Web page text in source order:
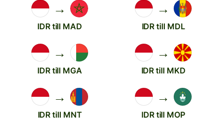
→
IDR till MAD
→
IDR till MDL
→
IDR till MGA
→
IDR till MKD
→
IDR till MNT
→
IDR till MOP